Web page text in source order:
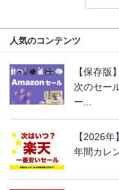
人気のコンテンツ
【保存版
次のセー
ー...
【2026
年間カレ